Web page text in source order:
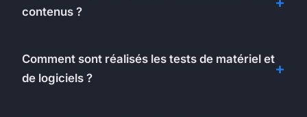
contenus ?
Comment sont réalisés les tests de matériel et
de logiciels ?